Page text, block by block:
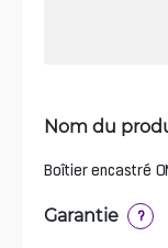
Nom du
Boîtier encastré
Garantie ?